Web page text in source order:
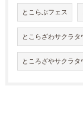
とこらぶフェス
とこらざわサクラタ
ところざやサクラタ